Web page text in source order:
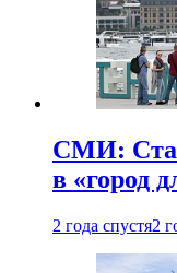
СМИ:
в «город
2 года спустя2